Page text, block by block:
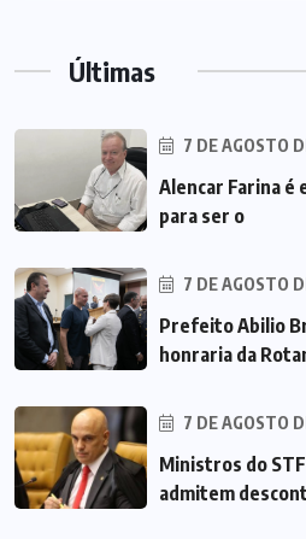
Últimas
7 DE AGOSTO
Alencar Farina é
para ser o
7 DE AGOSTO
Prefeito Abilio
honraria da
7 DE AGOSTO
Ministros do
admitem